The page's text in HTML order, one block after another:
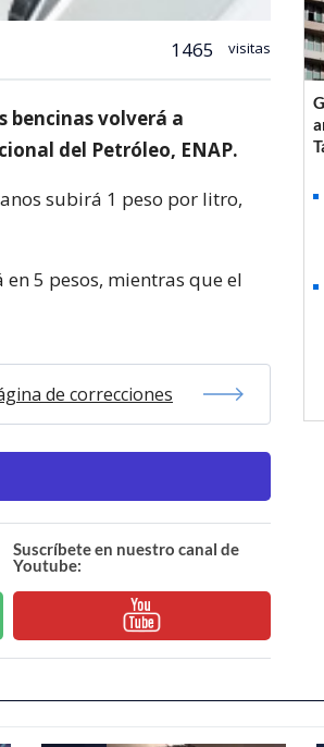
1465 visitas
bencinas volverá a
del Petróleo, ENAP.
subirá 1 peso por litro,
5 pesos, mientras que el
de correcciones
Suscríbete en nuestro canal de
Youtube: